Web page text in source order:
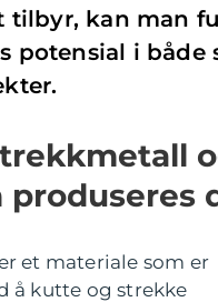
tilbyr, kan man
potensial i både
produseres
et materiale som er
å kutte og strekke